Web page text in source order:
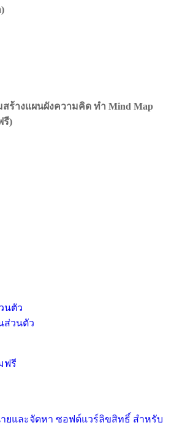
สร้างแผนผังความคิด ทำ Mind Map
รี)
นตัว
ส่วนตัว